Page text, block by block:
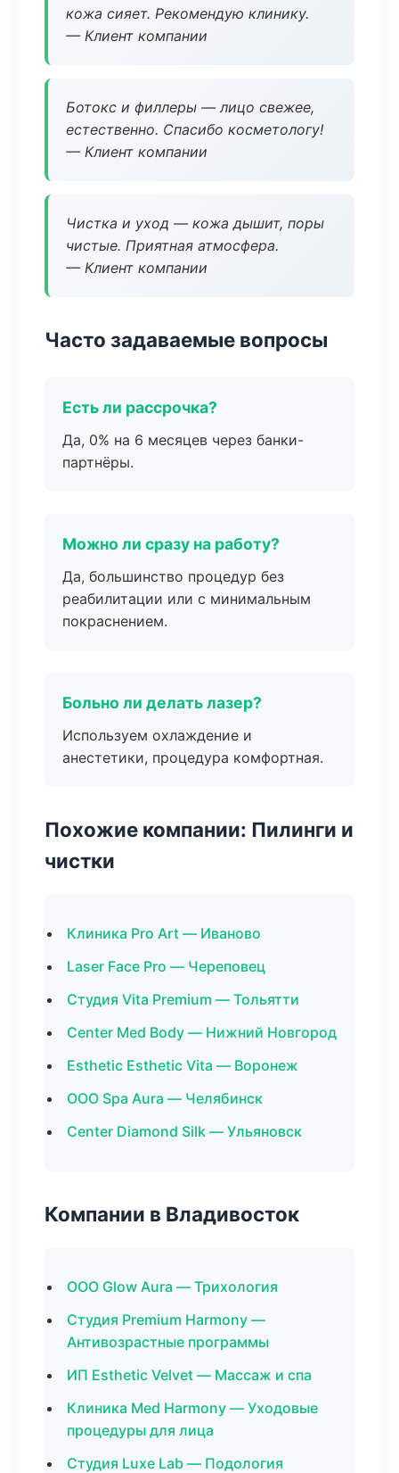
кожа сияет. Рекомендую клинику.
— Клиент компании
Ботокс и филлеры — лицо свежее,
естественно. Спасибо косметологу!
— Клиент компании
Чистка и уход — кожа дышит, поры
чистые. Приятная атмосфера.
— Клиент компании
Часто задаваемые вопросы
Есть ли рассрочка?
Да, 0% на 6 месяцев через банки-
партнёры.
Можно ли сразу на работу?
Да, большинство процедур без
реабилитации или с минимальным
покраснением.
Больно ли делать лазер?
Используем охлаждение и
анестетики, процедура комфортная.
Похожие компании: Пилинги и
чистки
Клиника Pro Art — Иваново
Laser Face Pro — Череповец
Студия Vita Premium — Тольятти
Center Med Body — Нижний Новгород
Esthetic Esthetic Vita — Воронеж
ООО Spa Aura — Челябинск
Center Diamond Silk — Ульяновск
Компании в Владивосток
ООО Glow Aura — Трихология
Студия Premium Harmony —
Антивозрастные программы
ИП Esthetic Velvet — Массаж и спа
Клиника Med Harmony — Уходовые
процедуры для лица
Студия Luxe Lab — Подология